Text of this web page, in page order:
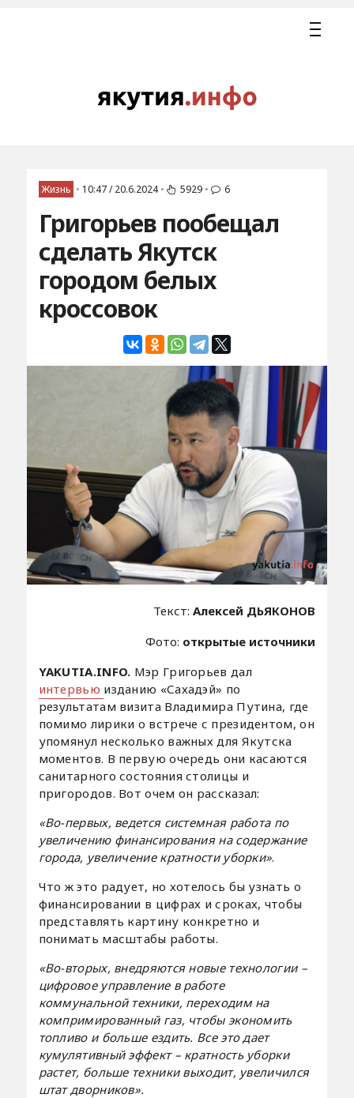
Жизнь • 10:47 / 20.6.2024 • 5929 • 6
Григорьев пообещал
сделать Якутск
городом белых
кроссовок
Текст:Алексей ДЬЯКОНОВ
Фото: открытые источники
YAKUTIA.INFO. Мэр Григорьев дал
интервью изданию «Сахадэй» по
результатам визита Владимира Путина, где
помимо лирики о встрече с президентом, он
упомянул несколько важных для Якутска
моментов. В первую очередь они касаются
санитарного состояния столицы и
пригородов. Вот очем он рассказал:
«Во-первых, ведется системная работа по
увеличению финансирования на содержание
города, увеличение кратности уборки».
Что ж это радует, но хотелось бы узнать о
финансировании в цифрах и сроках, чтобы
представлять картину конкретно и
понимать масштабы работы.
«Во-вторых, внедряются новые технологии –
цифровое управление в работе
коммунальной техники, переходим на
компримированный газ, чтобы экономить
топливо и больше ездить. Все это дает
кумулятивный эффект – кратность уборки
растет, больше техники выходит, увеличился
штат дворников».